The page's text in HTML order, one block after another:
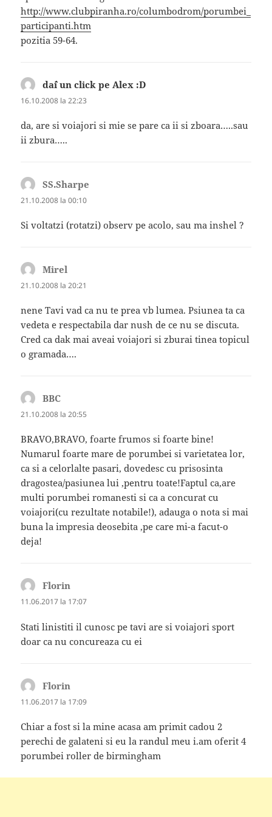
http://www.clubpiranha.ro/columbodrom/porumbei_
participanti.htm
pozitia 59-64.
da`i un click pe Alex :D
16.10.2008 la 22:23
da, are si voiajori si mie se pare ca ii si zboara…..sau
ii zbura…..
SS.Sharpe
21.10.2008 la 00:10
Si voltatzi (rotatzi) observ pe acolo, sau ma inshel ?
Mirel
21.10.2008 la 20:21
nene Tavi vad ca nu te prea vb lumea. Psiunea ta ca
vedeta e respectabila dar nush de ce nu se discuta.
Cred ca dak mai aveai voiajori si zburai tinea topicul
o gramada….
BBC
21.10.2008 la 20:55
BRAVO,BRAVO, foarte frumos si foarte bine!
Numarul foarte mare de porumbei si varietatea lor,
ca si a celorlalte pasari, dovedesc cu prisosinta
dragostea/pasiunea lui ,pentru toate!Faptul ca,are
multi porumbei romanesti si ca a concurat cu
voiajori(cu rezultate notabile!), adauga o nota si mai
buna la impresia deosebita ,pe care mi-a facut-o
deja!
Florin
11.06.2017 la 17:07
Stati linistiti il cunosc pe tavi are si voiajori sport
doar ca nu concureaza cu ei
Florin
11.06.2017 la 17:09
Chiar a fost si la mine acasa am primit cadou 2
perechi de galateni si eu la randul meu i.am oferit 4
porumbei roller de birmingham